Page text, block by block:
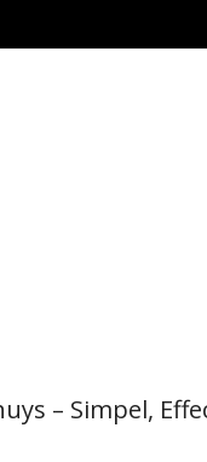
– Simpel,